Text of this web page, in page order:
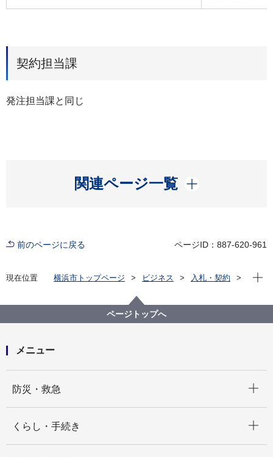
契約担当課
発注担当課と同じ
関連ページ一覧
開く
前のページに戻る ページID：887-620-961
現在位置 横浜市トップページ ビジネス
入札・契約
【入札結果公開】【公募型指名競争入札】動物死体収
集運搬等業務委託（中部地区）
現在
ページトップへ
メニュー
防災・救急
くらし・手続き